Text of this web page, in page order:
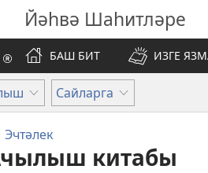
Йәһвә Шаһитләре
БАШ БИТ
ИЗГЕ
Сайларга
Эчтәлек
китабы